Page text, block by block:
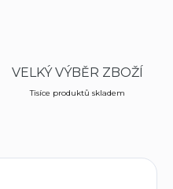
VELKÝ VÝBĚR ZBOŽÍ
Tisíce produktů skladem